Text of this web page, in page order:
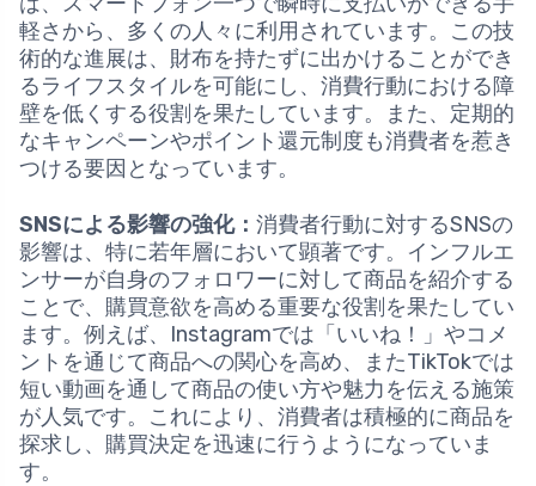
軽さから、多くの人々に利用されています。この技
術的な進展は、財布を持たずに出かけることができ
るライフスタイルを可能にし、消費行動における障
壁を低くする役割を果たしています。また、定期的
なキャンペーンやポイント還元制度も消費者を惹き
つける要因となっています。
SNSによる影響の強化： 消費者行動に対するSNSの
影響は、特に若年層において顕著です。インフルエ
ンサーが自身のフォロワーに対して商品を紹介する
ことで、購買意欲を高める重要な役割を果たしてい
ます。例えば、Instagramでは「いいね！」やコメ
ントを通じて商品への関心を高め、またTikTokでは
短い動画を通して商品の使い方や魅力を伝える施策
が人気です。これにより、消費者は積極的に商品を
探求し、購買決定を迅速に行うようになっていま
す。